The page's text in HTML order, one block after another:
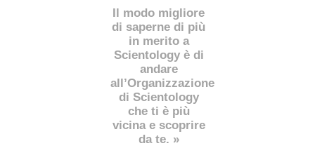
Il modo migliore
di saperne di più
in merito a
Scientology è di
andare
all’Organizzazione
di Scientology
che ti è più
vicina e scoprire
da te. »